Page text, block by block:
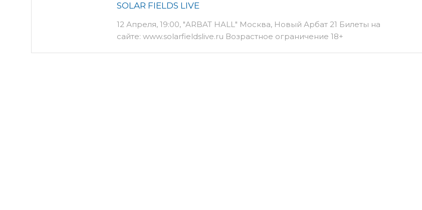
SOLAR FIELDS LIVE
12 Апреля, 19:00, "ARBAT HALL" Москва, Новый Арбат 21 Билеты на
сайте: www.solarfieldslive.ru Возрастное ограничение 18+